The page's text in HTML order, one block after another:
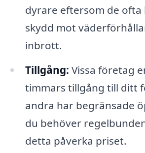
dyrare eftersom de
skydd mot
inbrott.
Tillgång: Vissa företag
timmars tillgång till ditt
andra har begränsade
du behöver
detta påverka priset.